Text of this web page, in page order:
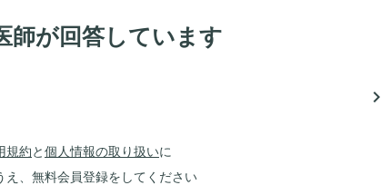
師が回答しています
navigate_next
規約と個人情報の取り扱いに
え、無料会員登録をしてください